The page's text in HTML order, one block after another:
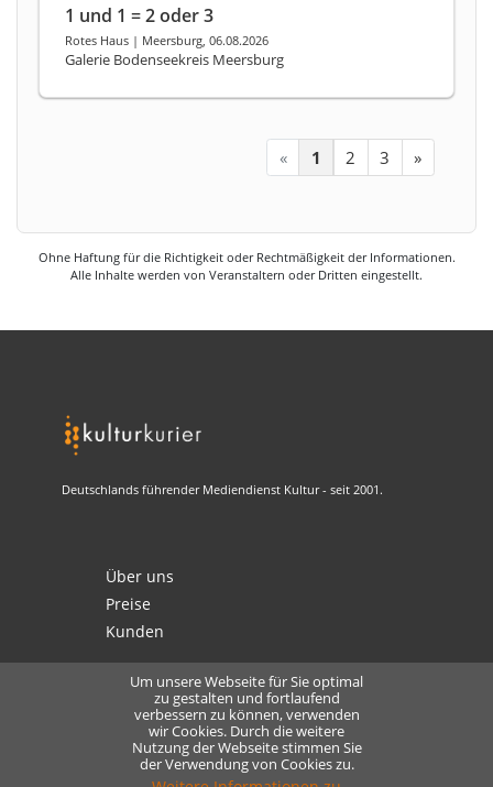
1 und 1 = 2 oder 3
Rotes Haus | Meersburg, 06.08.2026
Galerie Bodenseekreis Meersburg
« 1 2 3 »
Ohne Haftung für die Richtigkeit oder Rechtmäßigkeit der Informationen.
Alle Inhalte werden von Veranstaltern oder Dritten eingestellt.
Deutschlands führender Mediendienst Kultur - seit 2001.
Über uns
Preise
Kunden
Kontakt
Datenschutz
Lizensierung
Um unsere Webseite für Sie optimal
zu gestalten und fortlaufend
verbessern zu können, verwenden
wir Cookies. Durch die weitere
Nutzung der Webseite stimmen Sie
der Verwendung von Cookies zu.